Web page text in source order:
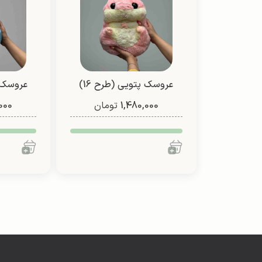
عروسک پتویی (طرح 16)
1,480,000 تومان
عروسک